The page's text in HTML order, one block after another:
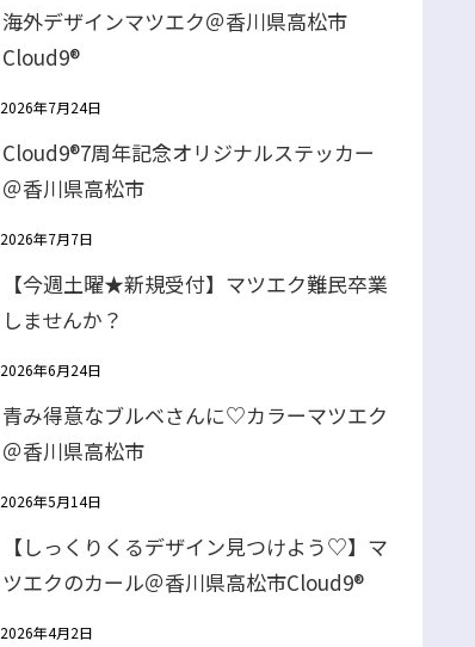
海外デザインマツエク＠香川県高松市
Cloud9®
2026年7月24日
Cloud9®7周年記念オリジナルステッカー
＠香川県高松市
2026年7月7日
【今週土曜★新規受付】マツエク難民卒業
しませんか？
2026年6月24日
青み得意なブルベさんに♡カラーマツエク
＠香川県高松市
2026年5月14日
【しっくりくるデザイン見つけよう♡】マ
ツエクのカール＠香川県高松市Cloud9®
2026年4月2日